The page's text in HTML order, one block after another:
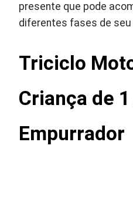
presente que pode
diferentes fases de
Triciclo
Criança de
Empurrador